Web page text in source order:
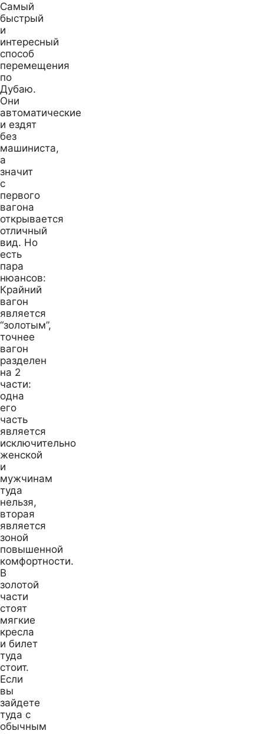
Самый
быстрый
и
интересный
способ
перемещения
по
Дубаю.
Они
автоматические
и ездят
без
машиниста,
а
значит
с
первого
вагона
открывается
отличный
вид. Но
есть
пара
нюансов:
Крайний
вагон
является
“золотым”,
точнее
вагон
разделен
на 2
части:
одна
его
часть
является
исключительно
женской
и
мужчинам
туда
нельзя,
вторая
является
зоной
повышенной
комфортности.
В
золотой
части
стоят
мягкие
кресла
и билет
туда
стоит.
Если
вы
зайдете
туда с
обычным